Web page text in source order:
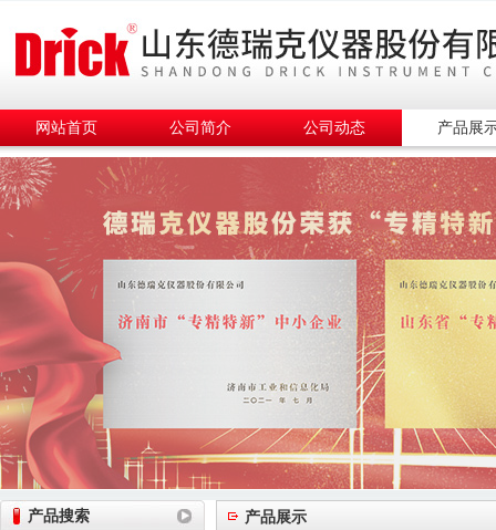
网站首页 公司简介 公司动态 产品展
产品搜索 产品展示